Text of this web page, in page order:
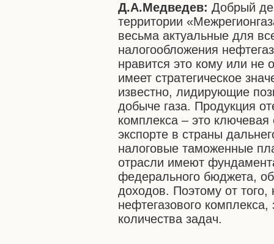
Д.А.Медведев: Добрый
территории
весьма актуальные для
налогообложения
нравится это кому или не
имеет стратегическое
известно, лидирующие
добыче газа. Продукция
комплекса – это
экспорте в страны
налоговые таможенные
отрасли имеют
федерального бюджета,
доходов. Поэтому от того,
нефтегазового
количества задач.